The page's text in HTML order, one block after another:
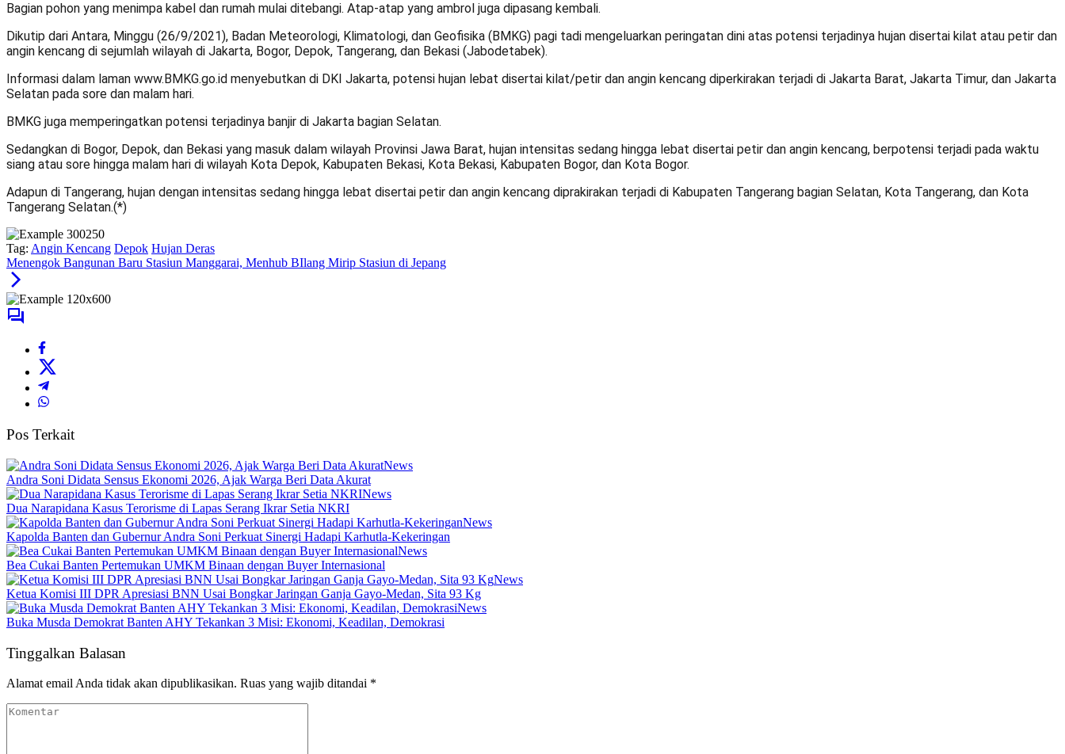
Bagian pohon yang menimpa kabel dan rumah mulai ditebangi. Atap-atap yang ambrol juga dipasang kembali.
Dikutip dari Antara, Minggu (26/9/2021), Badan Meteorologi, Klimatologi, dan Geofisika (BMKG) pagi tadi mengeluarkan peringatan dini atas potensi terjadinya hujan disertai kilat atau petir dan
angin kencang di sejumlah wilayah di Jakarta, Bogor, Depok, Tangerang, dan Bekasi (Jabodetabek).
Informasi dalam laman www.BMKG.go.id menyebutkan di DKI Jakarta, potensi hujan lebat disertai kilat/petir dan angin kencang diperkirakan terjadi di Jakarta Barat, Jakarta Timur, dan Jakarta
Selatan pada sore dan malam hari.
BMKG juga memperingatkan potensi terjadinya banjir di Jakarta bagian Selatan.
Sedangkan di Bogor, Depok, dan Bekasi yang masuk dalam wilayah Provinsi Jawa Barat, hujan intensitas sedang hingga lebat disertai petir dan angin kencang, berpotensi terjadi pada waktu
siang atau sore hingga malam hari di wilayah Kota Depok, Kabupaten Bekasi, Kota Bekasi, Kabupaten Bogor, dan Kota Bogor.
Adapun di Tangerang, hujan dengan intensitas sedang hingga lebat disertai petir dan angin kencang diprakirakan terjadi di Kabupaten Tangerang bagian Selatan, Kota Tangerang, dan Kota
Tangerang Selatan.(*)
Tag: Angin Kencang Depok Hujan Deras
Menengok Bangunan Baru Stasiun Manggarai, Menhub BIlang Mirip Stasiun di Jepang
Pos Terkait
News
Andra Soni Didata Sensus Ekonomi 2026, Ajak Warga Beri Data Akurat
News
Dua Narapidana Kasus Terorisme di Lapas Serang Ikrar Setia NKRI
News
Kapolda Banten dan Gubernur Andra Soni Perkuat Sinergi Hadapi Karhutla-Kekeringan
News
Bea Cukai Banten Pertemukan UMKM Binaan dengan Buyer Internasional
News
Ketua Komisi III DPR Apresiasi BNN Usai Bongkar Jaringan Ganja Gayo-Medan, Sita 93 Kg
News
Buka Musda Demokrat Banten AHY Tekankan 3 Misi: Ekonomi, Keadilan, Demokrasi
Tinggalkan Balasan
Alamat email Anda tidak akan dipublikasikan. Ruas yang wajib ditandai *